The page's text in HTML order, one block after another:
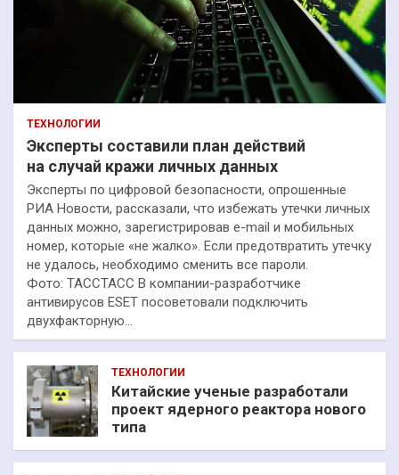
ТЕХНОЛОГИИ
Эксперты составили план действий
на случай кражи личных данных
Эксперты по цифровой безопасности, опрошенные
РИА Новости, рассказали, что избежать утечки личных
данных можно, зарегистрировав e-mail и мобильных
номер, которые «не жалко». Если предотвратить утечку
не удалось, необходимо сменить все пароли.
Фото: ТАССТАСС В компании-разработчике
антивирусов ESET посоветовали подключить
двухфакторную…
ТЕХНОЛОГИИ
Китайские ученые разработали
проект ядерного реактора нового
типа